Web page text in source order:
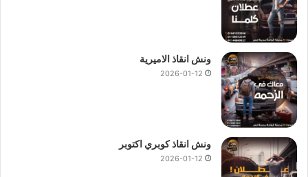
ونش انقاذ الاميرية
2026-01-12
ونش انقاذ كوبري اكتوبر
2026-01-12